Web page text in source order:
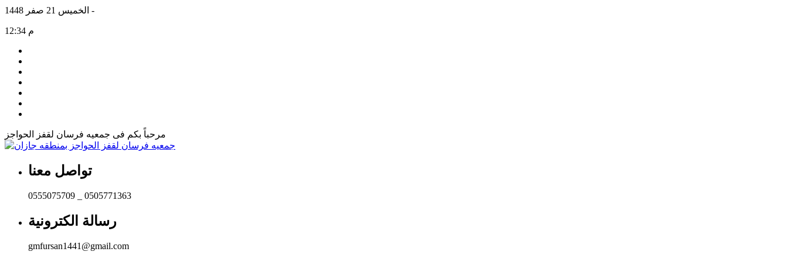
الخميس 21 صفر 1448 -
12:34 م
مرحباً بكم فى جمعيه فرسان لقفز الحواجز
تواصل معنا
0555075709 _ 0505771363
رسالة الكترونية
gmfursan1441@gmail.com